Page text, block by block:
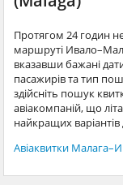
Протягом 24 годин
маршруті
вказавши бажані
пасажирів та тип
здійсніть пошук
авіакомпаній, що
найкращих
Авіаквитки